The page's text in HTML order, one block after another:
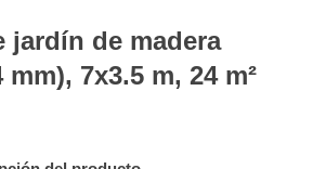
jardín de madera
mm), 7x3.5 m, 24 m²